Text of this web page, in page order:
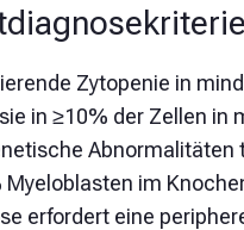
Zytopenie in
in ≥10% der Zellen in
Abnormalitäten
Myeloblasten im
erfordert eine